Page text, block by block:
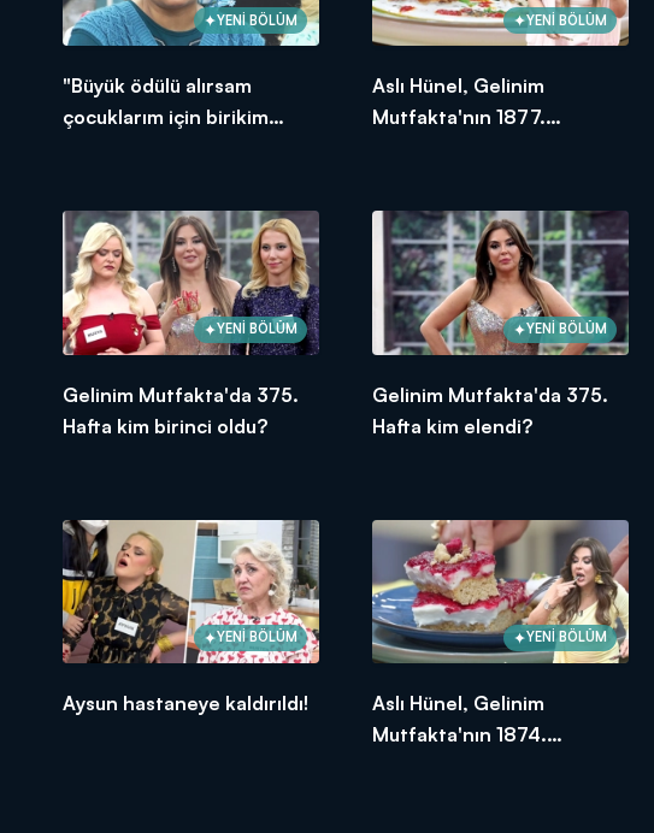
YENİ BÖLÜM
"Büyük ödülü alırsam
çocuklarım için birikim
YENİ BÖLÜM
Aslı Hünel, Gelinim
Mutfakta'nın 1877.
YENİ BÖLÜM
Gelinim Mutfakta'da 375.
Hafta kim birinci oldu?
YENİ BÖLÜM
Gelinim Mutfakta'da 375.
Hafta kim elendi?
YENİ BÖLÜM
Aysun hastaneye kaldırıldı!
YENİ BÖLÜM
Aslı Hünel, Gelinim
Mutfakta'nın 1874.